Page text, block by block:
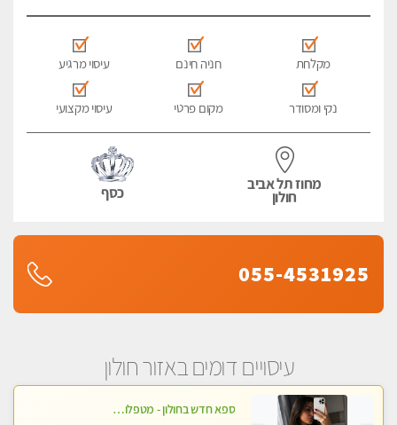
מקלחת חניה חינם עיסוי מרגיע
נקי ומסודר מקום פרטי עיסוי מקצועי
מחוז תל אביב
חולון כסף
055-4531925
עיסויים דומים באזור חולון
ספא חדש בחולון - מטפלות מקצועיות ברמה גבוהה מומלץ מאוד !!! . . highly recommended..new in the city -אין פרטים נוספים במקום -ללא מין !!